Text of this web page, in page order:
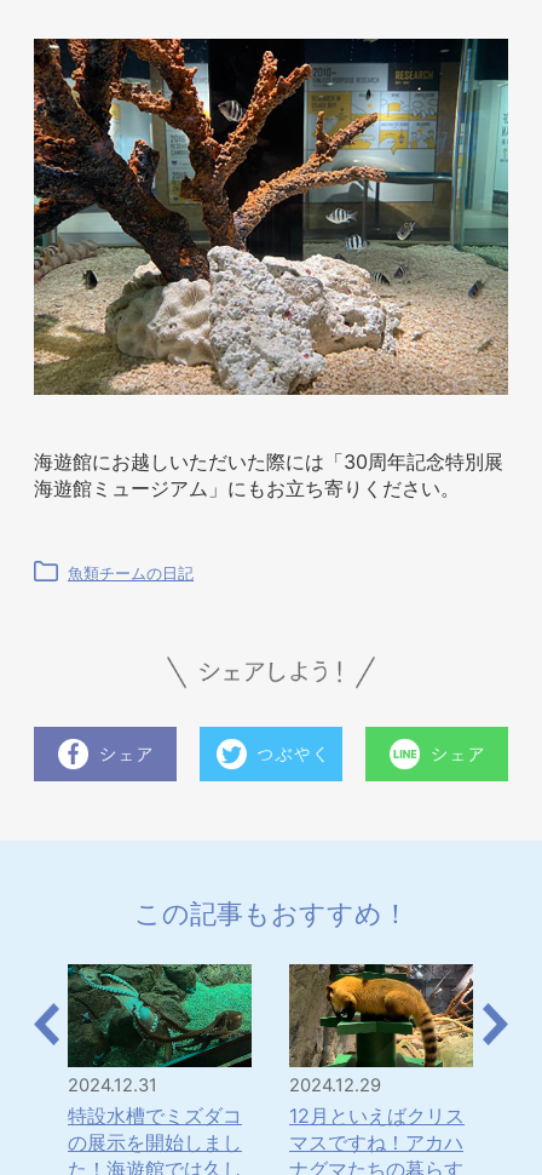
海遊館にお越しいただいた際には「30周年記念特別展
海遊館ミュージアム」にもお立ち寄りください。
魚類チームの日記
この記事もおすすめ！
2024.12.31
特設水槽でミズダコ
の展示を開始しまし
た！海遊館では久し
2024.12.29
12月といえばクリス
マスですね！アカハ
ナグマたちの暮らす